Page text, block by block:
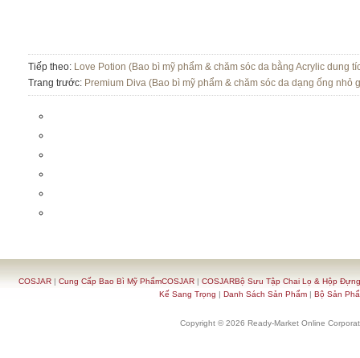
Tiếp theo: Love Potion (Bao bì mỹ phẩm & chăm sóc da bằng Acrylic dung
Trang trước: Premium Diva (Bao bì mỹ phẩm & chăm sóc da dạng ống nhỏ
COSJAR| Cung Cấp Bao Bì Mỹ PhẩmCOSJAR| COSJARBộ Sưu Tập Chai Lọ & Hộp
Kế Sang Trọng | Danh Sách Sản Phẩm| Bộ Sản
Copyright © 2026 Ready-Market Online